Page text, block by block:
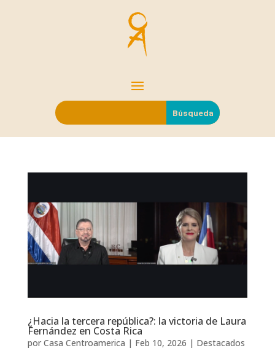
¿Hacia la tercera república?: la victoria de Laura
Fernández en Costa Rica
por Casa Centroamerica | Feb 10, 2026 | Destacados